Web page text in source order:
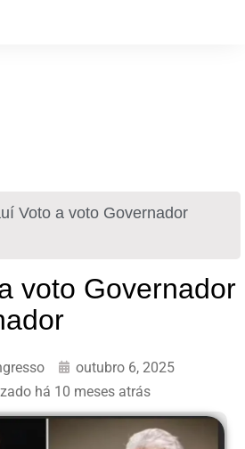
Voto a voto Governador
voto Governador
outubro 6, 2025
há 10 meses atrás